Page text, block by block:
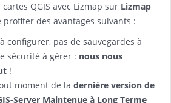
QGIS avec Lizmap sur Lizmap
profiter des avantages suivants :
configurer, pas de sauvegardes à
sécurité à gérer : nous nous
!
moment de la dernière version de
Server Maintenue à Long Terme